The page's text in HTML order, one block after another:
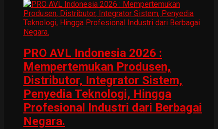
PRO AVL Indonesia 2026 :
Mempertemukan Produsen,
Distributor, Integrator Sistem,
Penyedia Teknologi, Hingga
Profesional Industri dari Berbagai
Negara.